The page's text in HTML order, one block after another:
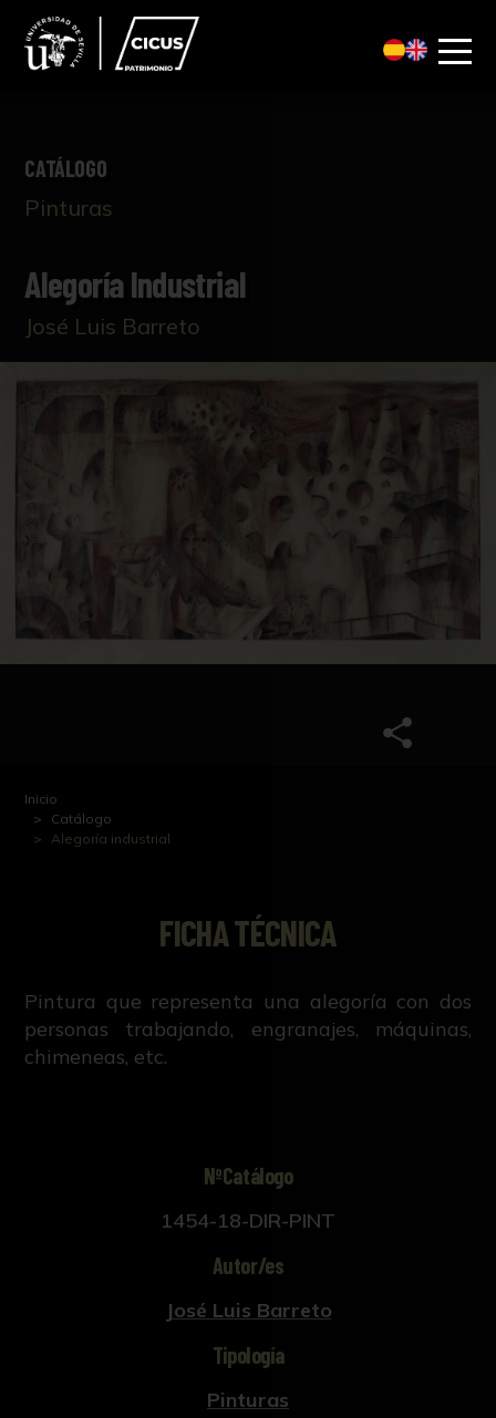
CATÁLOGO
Pinturas
Alegoría Industrial
José Luis Barreto
Inicio
Catálogo
Alegoría industrial
FICHA TÉCNICA
Pintura que representa una alegoría con dos
personas trabajando, engranajes, máquinas,
chimeneas, etc.
NºCatálogo
1454-18-DIR-PINT
Autor/es
José Luis Barreto
Tipología
Pinturas